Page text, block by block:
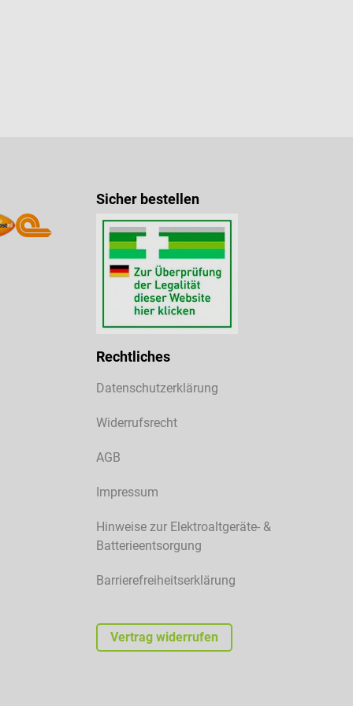
Sicher bestellen
Rechtliches
Datenschutzerklärung
Widerrufsrecht
AGB
Impressum
Hinweise zur Elektroaltgeräte- &
Batterieentsorgung
Barrierefreiheitserklärung
Vertrag widerrufen